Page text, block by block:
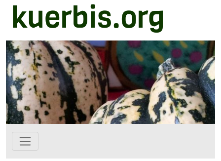
Zum Hauptinhalt springen
kuerbis.org